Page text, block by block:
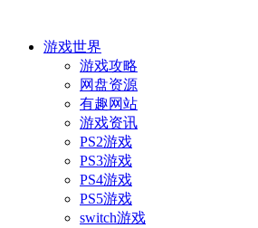
游戏世界
游戏攻略
网盘资源
有趣网站
游戏资讯
PS2游戏
PS3游戏
PS4游戏
PS5游戏
switch游戏